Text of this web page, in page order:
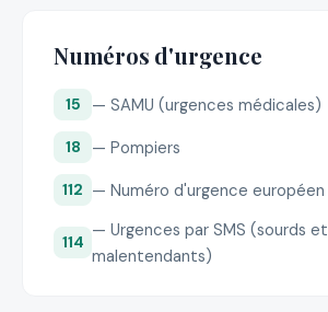
Numéros d'urgence
15 — SAMU (urgences médicales)
18 — Pompiers
112 — Numéro d'urgence européen
114
— Urgences par SMS (sourds et
malentendants)